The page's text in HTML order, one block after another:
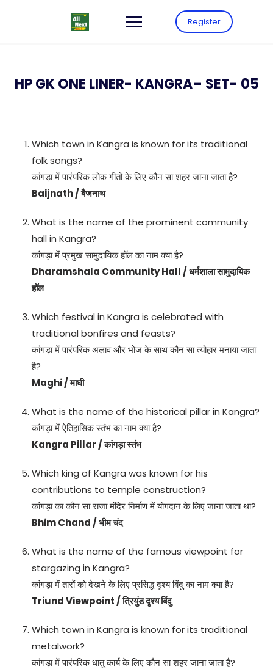
Register
HP GK ONE LINER- KANGRA– SET- 05
Which town in Kangra is known for its traditional
folk songs?
कांगड़ा में पारंपरिक लोक गीतों के लिए कौन सा शहर जाना जाता है?
Baijnath / बैजनाथ
What is the name of the prominent community
hall in Kangra?
कांगड़ा में प्रमुख सामुदायिक हॉल का नाम क्या है?
Dharamshala Community Hall / धर्मशाला सामुदायिक
हॉल
Which festival in Kangra is celebrated with
traditional bonfires and feasts?
कांगड़ा में पारंपरिक अलाव और भोज के साथ कौन सा त्योहार मनाया जाता
है?
Maghi / माघी
What is the name of the historical pillar in Kangra?
कांगड़ा में ऐतिहासिक स्तंभ का नाम क्या है?
Kangra Pillar / कांगड़ा स्तंभ
Which king of Kangra was known for his
contributions to temple construction?
कांगड़ा का कौन सा राजा मंदिर निर्माण में योगदान के लिए जाना जाता था?
Bhim Chand / भीम चंद
What is the name of the famous viewpoint for
stargazing in Kangra?
कांगड़ा में तारों को देखने के लिए प्रसिद्ध दृश्य बिंदु का नाम क्या है?
Triund Viewpoint / त्रियुंड दृश्य बिंदु
Which town in Kangra is known for its traditional
metalwork?
कांगड़ा में पारंपरिक धातु कार्य के लिए कौन सा शहर जाना जाता है?